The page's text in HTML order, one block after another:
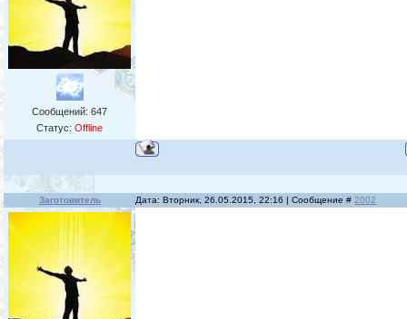
Сообщений:647
Статус:Offline
Заготовитель Дата: Вторник, 26.05.2015, 22:16 | Сообщение #2002